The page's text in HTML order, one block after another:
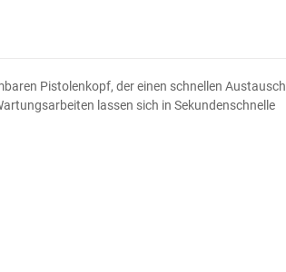
Pistolenkopf, der einen schnellen Austausch
lassen sich in Sekundenschnelle